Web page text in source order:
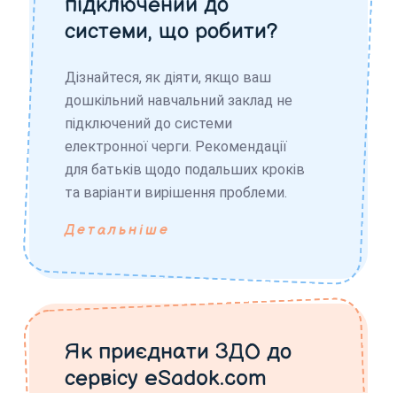
системи, що робити?
Дізнайтеся, як діяти, якщо ваш
дошкільний навчальний заклад не
підключений до системи
електронної черги. Рекомендації
для батьків щодо подальших кроків
та варіанти вирішення проблеми.
Детальніше
Як приєднати ЗДО до
сервісу eSadok.com